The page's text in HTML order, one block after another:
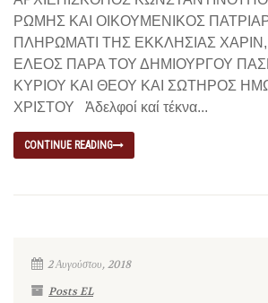
ΡΩΜΗΣ ΚΑΙ ΟΙΚΟΥΜΕΝΙΚΟΣ
ΠΛΗΡΩΜΑΤΙ ΤΗΣ ΕΚΚΛΗΣΙΑΣ ΧΑΡΙΝ,
ΕΛΕΟΣ ΠΑΡΑ ΤΟΥ ΔΗΜΙΟΥΡΓΟΥ
ΚΥΡΙΟΥ ΚΑΙ ΘΕΟΥ ΚΑΙ ΣΩΤΗΡΟΣ
ΧΡΙΣΤΟΥ Ἀδελφοί καί τέκνα...
CONTINUE READING
2 Αυγούστου, 2018
Posts EL